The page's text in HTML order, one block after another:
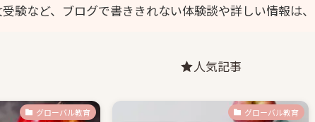
験など、ブログで書ききれない体験談や詳しい情報は、
人気記事
グローバル教育 グローバル教育